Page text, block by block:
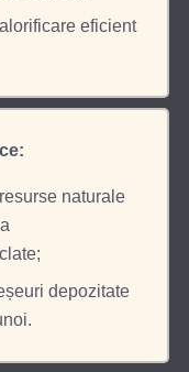
eficient
naturale
depozitate